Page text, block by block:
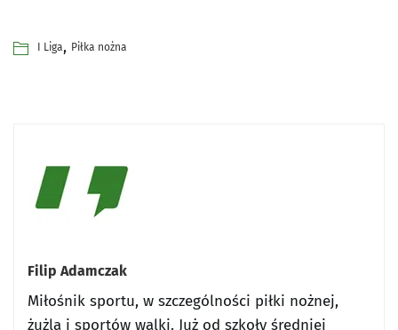
I Liga, Piłka nożna
Filip Adamczak
Miłośnik sportu, w szczególności piłki nożnej,
żużla i sportów walki. Już od szkoły średniej